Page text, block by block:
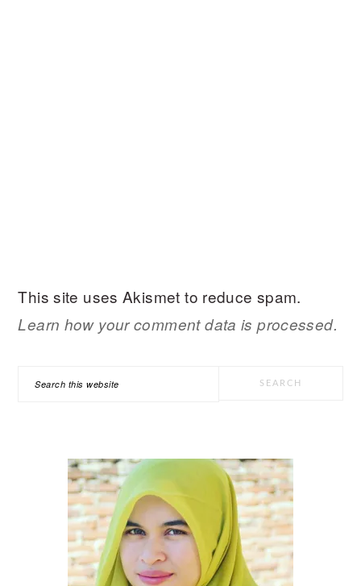
This site uses Akismet to reduce spam.
Learn how your comment data is processed.
Search